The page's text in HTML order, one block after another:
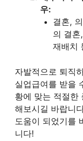
우:
결혼,
의 결혼
재배치
자발적으로 퇴직
실업급여를 받을
황에 맞는 적절한
해보시길 바랍니
도움이 되었기를
니다!